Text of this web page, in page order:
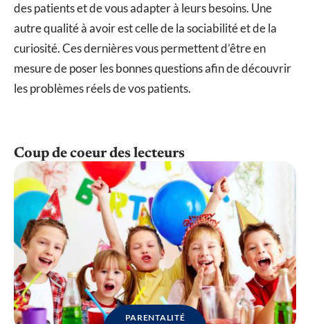
des patients et de vous adapter à leurs besoins. Une
autre qualité à avoir est celle de la sociabilité et de la
curiosité. Ces dernières vous permettent d’être en
mesure de poser les bonnes questions afin de découvrir
les problèmes réels de vos patients.
Coup de coeur des lecteurs
PARENTALITÉ